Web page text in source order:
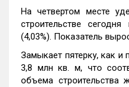
На четвертом месте
строительстве
(4,03%). Показатель
Замыкает пятерку, как и
3,8 млн кв. м, что
объема строительства